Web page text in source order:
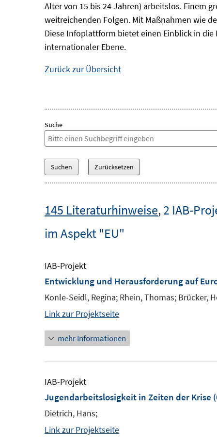
Alter von 15 bis 24 Jahren) arbeitslos. Einem
weitreichenden Folgen. Mit Maßnahmen wie
Diese Infoplattform bietet einen Einblick in
internationaler Ebene.
Zurück zur Übersicht
Suche
145 Literaturhinweise,2 IAB-
im Aspekt "EU"
IAB-Projekt
Entwicklung und Herausforderung auf
Konle-Seidl, Regina; Rhein, Thomas; Brücker,
Link zur Projektseite
mehr Informationen
IAB-Projekt
Jugendarbeitslosigkeit in Zeiten der Krise
Dietrich, Hans;
Link zur Projektseite